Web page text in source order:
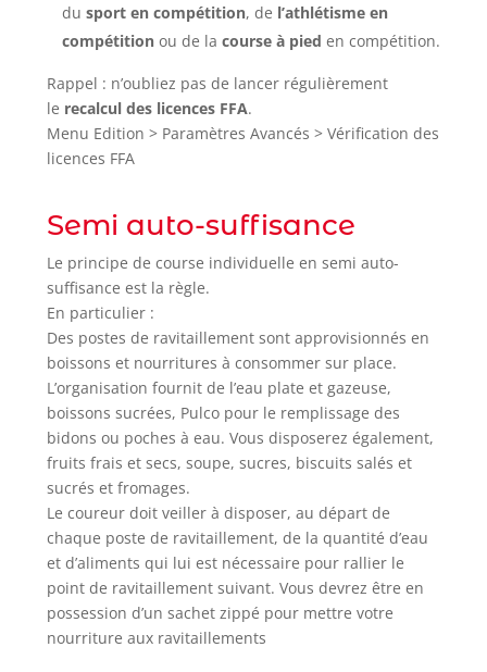
du sport en compétition, de l’athlétisme en
compétitionou de la course à pied en compétition.
Rappel : n’oubliez pas de lancer régulièrement
le recalcul des licences FFA.
Menu Edition > Paramètres Avancés > Vérification des
licences FFA
Semi auto-suffisance
Le principe de course individuelle en semi auto-
suffisance est la règle.
En particulier :
Des postes de ravitaillement sont approvisionnés en
boissons et nourritures à consommer sur place.
L’organisation fournit de l’eau plate et gazeuse,
boissons sucrées, Pulco pour le remplissage des
bidons ou poches à eau. Vous disposerez également,
fruits frais et secs, soupe, sucres, biscuits salés et
sucrés et fromages.
Le coureur doit veiller à disposer, au départ de
chaque poste de ravitaillement, de la quantité d’eau
et d’aliments qui lui est nécessaire pour rallier le
point de ravitaillement suivant. Vous devrez être en
possession d’un sachet zippé pour mettre votre
nourriture aux ravitaillements